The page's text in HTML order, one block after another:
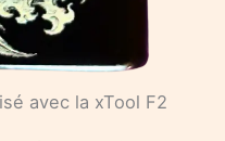
avec la xTool F2